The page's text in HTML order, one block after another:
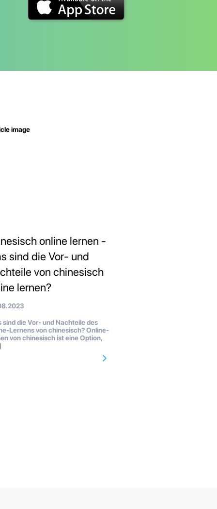
online lernen -
sind die Vor- und
von chinesisch
lernen?
sind die Vor- und Nachteile des
Lernens von chinesisch? Online-
von chinesisch ist eine Option,